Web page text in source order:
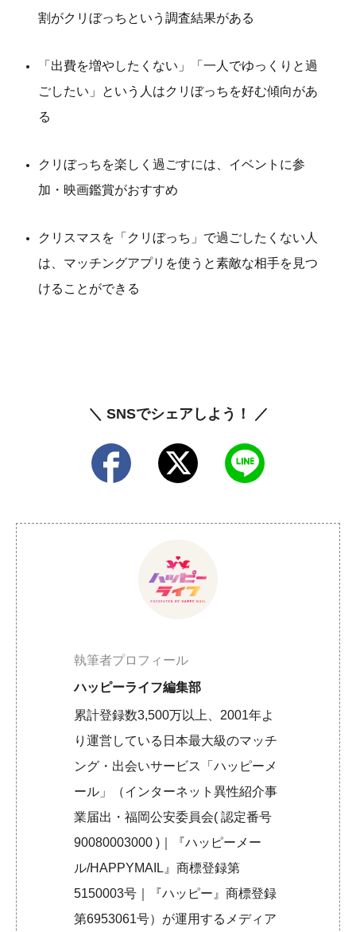
割がクリぼっちという調査結果がある
「出費を増やしたくない」「一人でゆっくりと過
ごしたい」という人はクリぼっちを好む傾向があ
る
クリぼっちを楽しく過ごすには、イベントに参
加・映画鑑賞がおすすめ
クリスマスを「クリぼっち」で過ごしたくない人
は、マッチングアプリを使うと素敵な相手を見つ
けることができる
＼ SNSでシェアしよう！ ／
執筆者プロフィール
ハッピーライフ編集部
累計登録数3,500万以上、2001年よ
り運営している日本最大級のマッチ
ング・出会いサービス「ハッピーメ
ール」（インターネット異性紹介事
業届出・福岡公安委員会( 認定番号
90080003000 )｜『ハッピーメー
ル/HAPPYMAIL』商標登録第
5150003号｜『ハッピー』商標登録
第6953061号）が運用するメディア